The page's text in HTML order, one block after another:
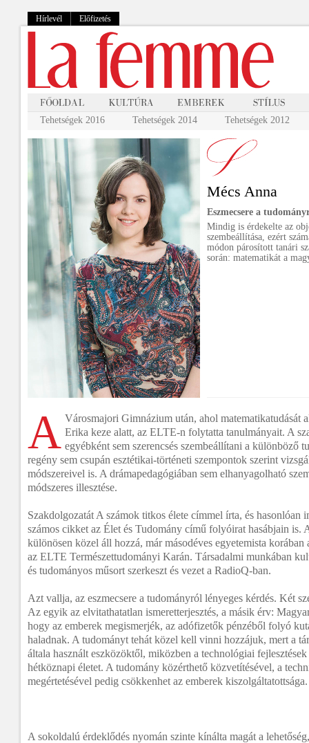
Hírlevél Előfizetés
Tehetségek 2016 Tehetségek 2014 Tehetségek 2012
Mécs Anna
Eszmecsere a
Mindig is érdekelte az
szembeállítása, ezért
módon párosított tanári
során: matematikát a
A Városmajori Gimnázium után, ahol matematikatudását
Erika keze alatt, az ELTE-n folytatta tanulmányait. A
egyébként sem szerencsés szembeállítani a különböző
regény sem csupán esztétikai-történeti szempontok szerint
módszereivel is. A drámapedagógiában sem elhanyagolható
módszeres illesztése.
Szakdolgozatát A számok titkos élete címmel írta, és hasonlóan
számos cikket az Élet és Tudomány című folyóirat hasábjain is.
különösen közel áll hozzá, már másodéves egyetemista
az ELTE Természettudományi Karán. Társadalmi munkában
és tudományos műsort szerkeszt és vezet a RadioQ-ban.
Azt vallja, az eszmecsere a tudományról lényeges kérdés. Két
Az egyik az elvitathatatlan ismeretterjesztés, a másik érv:
hogy az emberek megismerjék, az adófizetők pénzéből folyó
haladnak. A tudományt tehát közel kell vinni hozzájuk, mert a
általa használt eszközöktől, miközben a technológiai
hétköznapi életet. A tudomány közérthető közvetítésével, a
megértetésével pedig csökkenhet az emberek kiszolgáltatottsága.
A sokoldalú érdeklődés nyomán szinte kínálta magát a